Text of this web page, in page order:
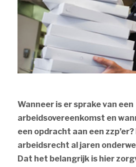
Wanneer is er sprake van een
arbeidsovereenkomst en
een opdracht aan een
arbeidsrecht al jaren
Dat het belangrijk is hier